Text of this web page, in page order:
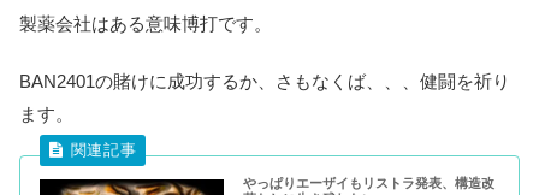
製薬会社はある意味博打です。
BAN2401の賭けに成功するか、さもなくば、、、健闘を祈り
ます。
やっぱりエーザイもリストラ発表、構造改